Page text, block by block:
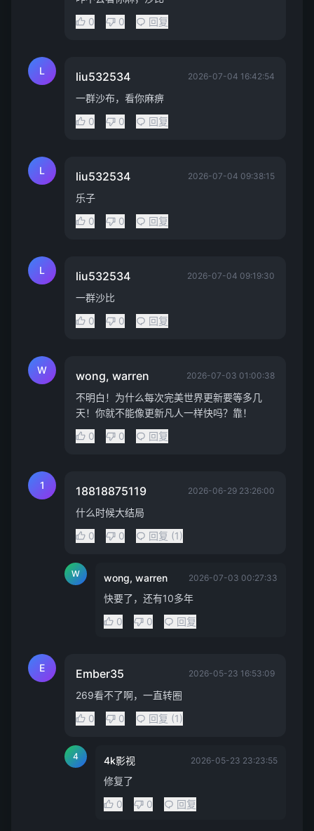
0
0 回复
L liu532534 2026-07-04 16:42:54
一群沙布，看你麻痹
0
0 回复
L liu532534 2026-07-04 09:38:15
乐子
0
0 回复
L liu532534 2026-07-04 09:19:30
一群沙比
0
0 回复
W wong, warren 2026-07-03 01:00:38
不明白！为什么每次完美世界更新要等多几
天！你就不能像更新凡人一样快吗？靠！
0
0 回复
1 18818875119 2026-06-29 23:26:00
什么时候大结局
0
0 回复 (1)
W wong, warren 2026-07-03 00:27:33
快要了，还有10多年
0
0 回复
E Ember35 2026-05-23 16:53:09
269看不了啊，一直转圈
0
0 回复 (1)
4 4k影视 2026-05-23 23:23:55
修复了
0
0 回复